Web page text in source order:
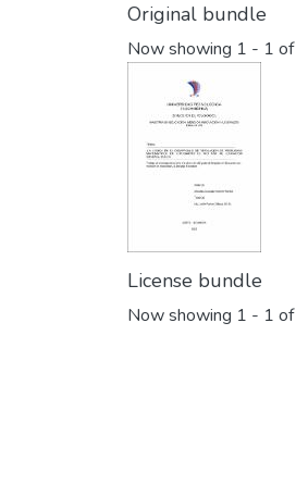
Original bundle
Now showing 1 - 1
License bundle
Now showing 1 - 1